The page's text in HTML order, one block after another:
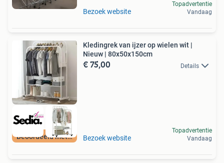
Bezoek website
Topadvertentie
Vandaag
Beoordeeld met 9+
Kledingrek van ijzer op wielen wit |
Nieuw | 80x50x150cm
€ 75,00 Details
Bezoek website
Topadvertentie
Vandaag